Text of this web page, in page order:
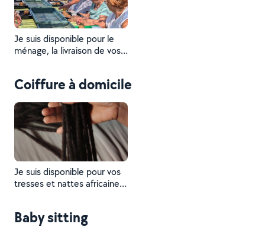
Je suis disponible pour le
ménage, la livraison de vos
je suis autonome et je sais
souriante, dynamique,
sérieuse et respectueuse.
Coiffure à domicile
Je suis disponible pour vos
tresses et nattes africaines
Baby sitting